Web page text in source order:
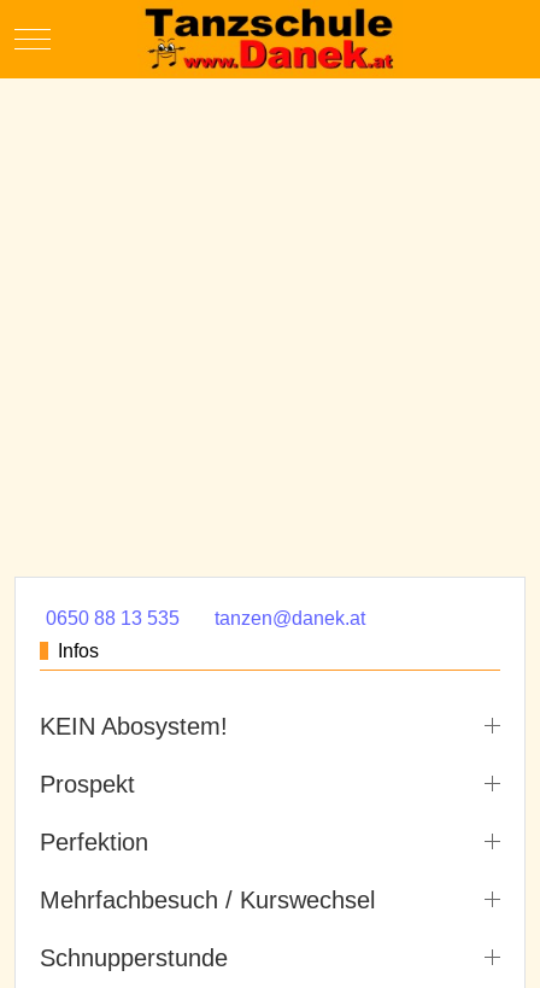
Mobile Menu Toggle
0650 88 13 535
tanzen@danek.at
Infos
KEIN Abosystem!
Prospekt
Perfektion
Mehrfachbesuch / Kurswechsel
Schnupperstunde